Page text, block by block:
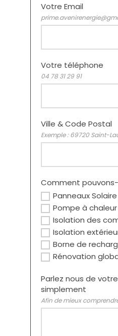
Votre Email
Votre téléphone
04 78 31 29 91
Ville & Code Postal
Exemple : 69720 Saint-
Comment
Panneaux
Pompe à
Isolation des
Isolation
Borne de
Rénovation
Parlez nous de
simplement
Afin de mieux